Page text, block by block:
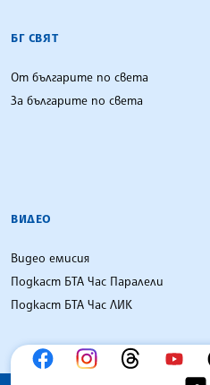
БГ СВЯТ
От българите по света
За българите по света
ВИДЕО
Видео емисия
Подкаст БТА Час Паралели
Подкаст БТА Час ЛИК